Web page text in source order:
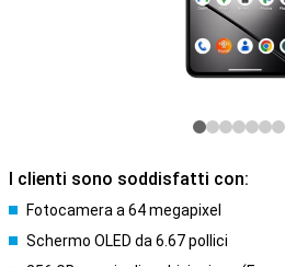
I clienti sono soddisfatti con:
Fotocamera a 64 megapixel
Schermo OLED da 6.67 pollici